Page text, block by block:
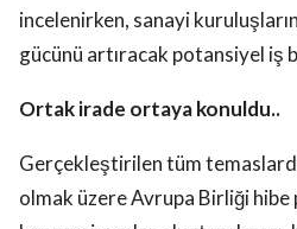
incelenirken, sanayi
gücünü artıracak potansiyel iş
Ortak irade ortaya konuldu..
Gerçekleştirilen tüm
olmak üzere Avrupa Birliği